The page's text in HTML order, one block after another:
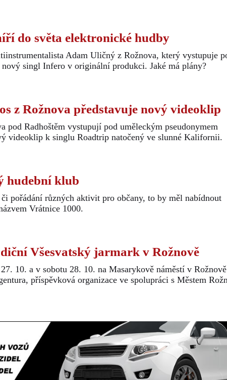
do světa elektronické hudby
Adam Uličný z Rožnova, který vystupuje
singl Infero v originální produkci. Jaké má plány?
z Rožnova představuje nový videoklip
pod Radhoštěm vystupují pod uměleckým pseudonymem
videoklip k singlu Roadtrip natočený ve slunné Kalifornii.
hudební klub
pořádání různých aktivit pro občany, to by měl nabídnout
Vrátnice 1000.
Všesvatský jarmark v Rožnově
10. a v sobotu 28. 10. na Masarykově náměstí v Rožnově
příspěvková organizace ve spolupráci s Městem